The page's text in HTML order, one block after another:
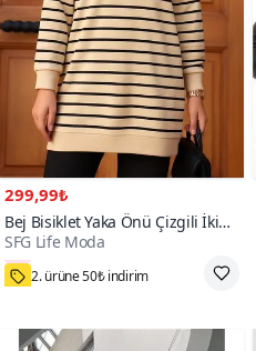
299,99₺
Bej Bisiklet Yaka Önü Çizgili İki
İplik Büyük Beden Tunik
SFG Life Moda
800+
2. ürüne 50₺ indirim